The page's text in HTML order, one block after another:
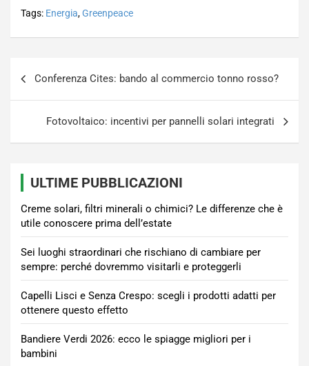
Tags: Energia,Greenpeace
Conferenza Cites: bando al commercio tonno rosso?
Fotovoltaico: incentivi per pannelli solari integrati
ULTIME PUBBLICAZIONI
Creme solari, filtri minerali o chimici? Le differenze che è
utile conoscere prima dell’estate
Sei luoghi straordinari che rischiano di cambiare per
sempre: perché dovremmo visitarli e proteggerli
Capelli Lisci e Senza Crespo: scegli i prodotti adatti per
ottenere questo effetto
Bandiere Verdi 2026: ecco le spiagge migliori per i
bambini